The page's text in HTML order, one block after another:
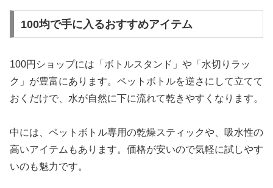
100均で手に入るおすすめアイテム
100円ショップには「ボトルスタンド」や「水切りラッ
ク」が豊富にあります。ペットボトルを逆さにして立てて
おくだけで、水が自然に下に流れて乾きやすくなります。
中には、ペットボトル専用の乾燥スティックや、吸水性の
高いアイテムもあります。価格が安いので気軽に試しやす
いのも魅力です。